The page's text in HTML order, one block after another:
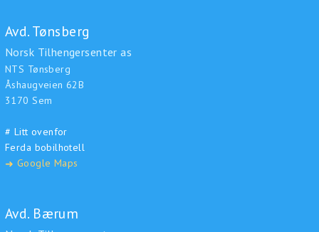
Avd. Tønsberg
Norsk Tilhengersenter as
NTS Tønsberg
Åshaugveien 62B
3170 Sem
# Litt ovenfor
Ferda bobilhotell
➜ Google Maps
Avd. Bærum